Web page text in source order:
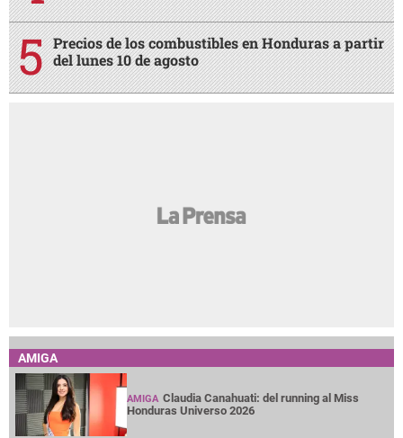
Precios de los combustibles en Honduras a partir
del lunes 10 de agosto
AMIGA
AMIGA Claudia Canahuati: del running al Miss
Honduras Universo 2026